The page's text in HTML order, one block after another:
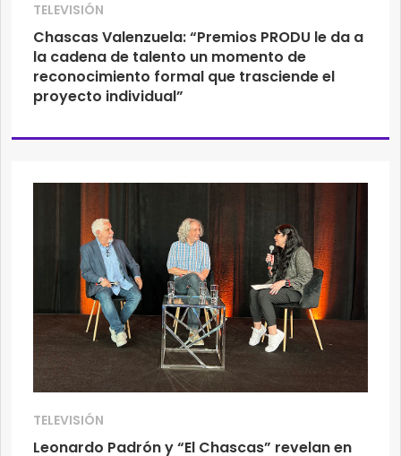
TELEVISIÓN
Chascas Valenzuela: “Premios PRODU le da a
la cadena de talento un momento de
reconocimiento formal que trasciende el
proyecto individual”
TELEVISIÓN
Leonardo Padrón y “El Chascas” revelan en